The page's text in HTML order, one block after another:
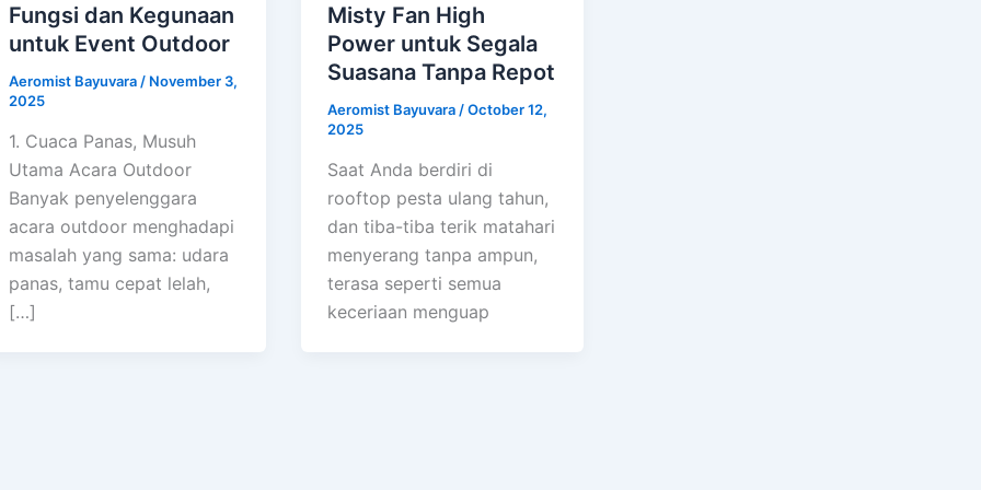
Fungsi dan Kegunaan
untuk Event Outdoor
Aeromist Bayuvara / November 3,
2025
1. Cuaca Panas, Musuh
Utama Acara Outdoor
Banyak penyelenggara
acara outdoor menghadapi
masalah yang sama: udara
panas, tamu cepat lelah,
[…]
Misty Fan High
Power untuk Segala
Suasana Tanpa Repot
Aeromist Bayuvara /October 12,
2025
Saat Anda berdiri di
rooftop pesta ulang tahun,
dan tiba-tiba terik matahari
menyerang tanpa ampun,
terasa seperti semua
keceriaan menguap